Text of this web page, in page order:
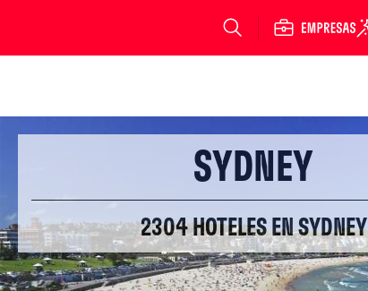
SYDNEY
2304 HOTELES EN SYDNEY